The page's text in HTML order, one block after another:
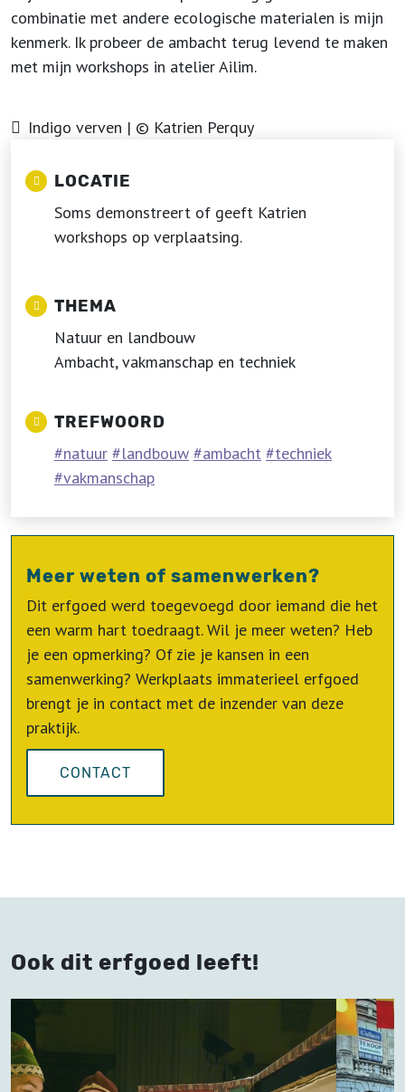
combinatie met andere ecologische materialen is mijn
kenmerk. Ik probeer de ambacht terug levend te maken
met mijn workshops in atelier Ailim.
Indigo verven | © Katrien Perquy
LOCATIE
Soms demonstreert of geeft Katrien
workshops op verplaatsing.
THEMA
Natuur en landbouw
Ambacht, vakmanschap en techniek
TREFWOORD
natuur landbouw ambacht
techniek
vakmanschap
Meer weten of samenwerken?
Dit erfgoed werd toegevoegd door iemand die het
een warm hart toedraagt. Wil je meer weten? Heb
je een opmerking? Of zie je kansen in een
samenwerking? Werkplaats immaterieel erfgoed
brengt je in contact met de inzender van deze
praktijk.
CONTACT
Ook dit erfgoed leeft!